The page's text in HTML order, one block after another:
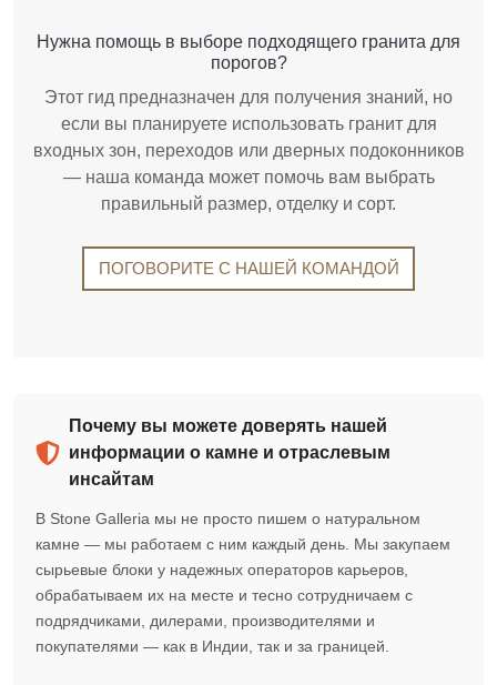
Нужна помощь в выборе подходящего гранита для
порогов?
Этот гид предназначен для получения знаний, но
если вы планируете использовать гранит для
входных зон, переходов или дверных подоконников
— наша команда может помочь вам выбрать
правильный размер, отделку и сорт.
ПОГОВОРИТЕ С НАШЕЙ КОМАНДОЙ
Почему вы можете доверять нашей
информации о камне и отраслевым
инсайтам
В Stone Galleria мы не просто пишем о натуральном
камне — мы работаем с ним каждый день. Мы закупаем
сырьевые блоки у надежных операторов карьеров,
обрабатываем их на месте и тесно сотрудничаем с
подрядчиками, дилерами, производителями и
покупателями — как в Индии, так и за границей.